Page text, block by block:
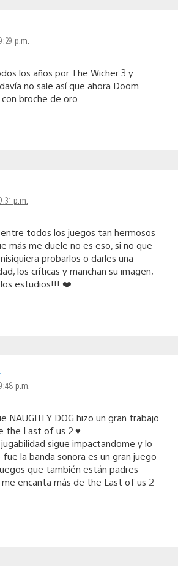
p.m.
los años por The Wicher 3 y
no sale así que ahora Doom
broche de oro
p.m.
entre todos los juegos tan hermosos
más me duele no es eso, si no que
probarlos o darles una
los críticas y manchan su imagen,
estudios!!! ❤️
p.m.
NAUGHTY DOG hizo un gran trabajo
the Last of us 2 ♥️
sigue impactandome y lo
la banda sonora es un gran juego
que también están padres
encanta más de the Last of us 2